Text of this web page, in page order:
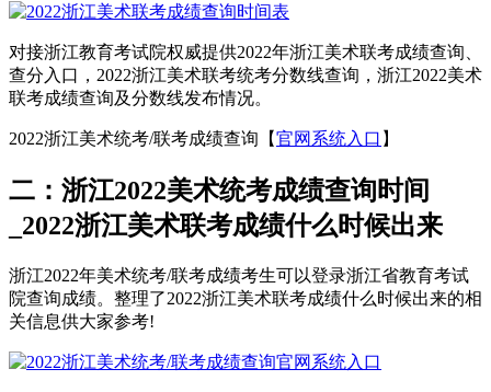
对接浙江教育考试院权威提供2022年浙江美术联考成绩查询、
查分入口，2022浙江美术联考统考分数线查询，浙江2022美术
联考成绩查询及分数线发布情况。
2022浙江美术统考/联考成绩查询【官网系统入口 】
二：浙江2022美术统考成绩查询时间
_2022浙江美术联考成绩什么时候出来
浙江2022年美术统考/联考成绩考生可以登录浙江省教育考试
院查询成绩。整理了2022浙江美术联考成绩什么时候出来的相
关信息供大家参考!